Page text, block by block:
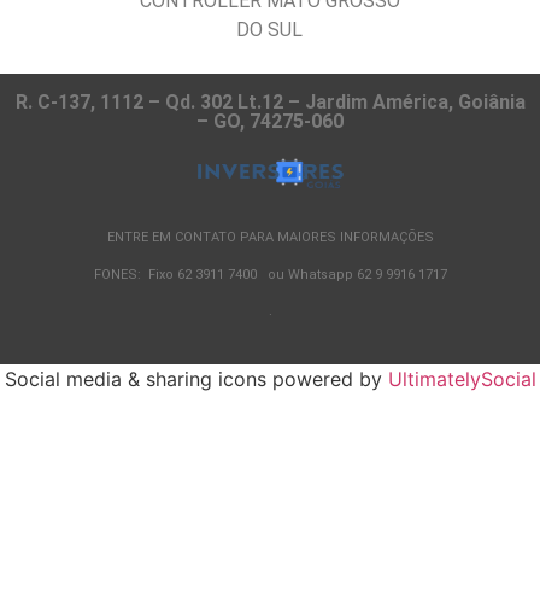
R. C-137, 1112 – Qd. 302 Lt.12 – Jardim América, Goiânia
– GO, 74275-060
ENTRE EM CONTATO PARA MAIORES INFORMAÇÕES
FONES: Fixo 62 3911 7400 ou Whatsapp 62 9 9916 1717
.
Social media & sharing icons powered by UltimatelySocial